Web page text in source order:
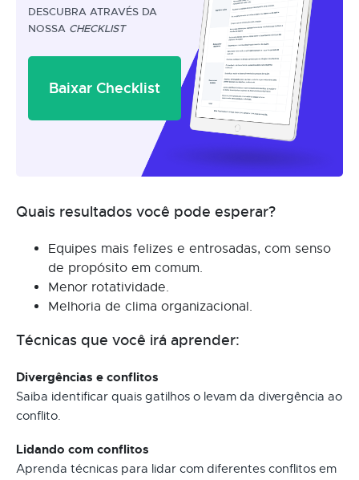
DESCUBRA ATRAVÉS DA
NOSSA CHECKLIST
Baixar Checklist
Quais resultados você pode esperar?
Equipes mais felizes e entrosadas, com senso
de propósito em comum.
Menor rotatividade.
Melhoria de clima organizacional.
Técnicas que você irá aprender:
Divergências e conflitos
Saiba identificar quais gatilhos o levam da divergência ao
conflito.
Lidando com conflitos
Aprenda técnicas para lidar com diferentes conflitos em